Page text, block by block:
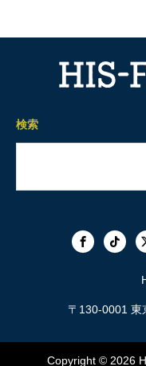
検索
〒130-0001 東
Copyright © 2026